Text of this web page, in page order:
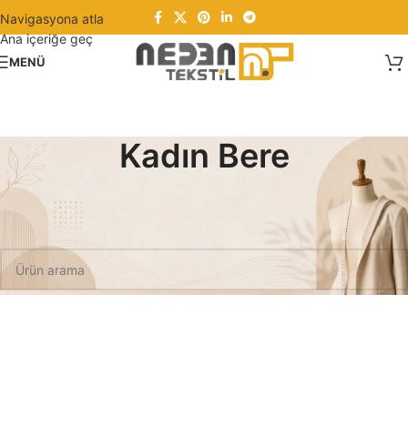
Navigasyona atla
Ana içeriğe geç
MENÜ
Kadın Bere
Ana Sayfa